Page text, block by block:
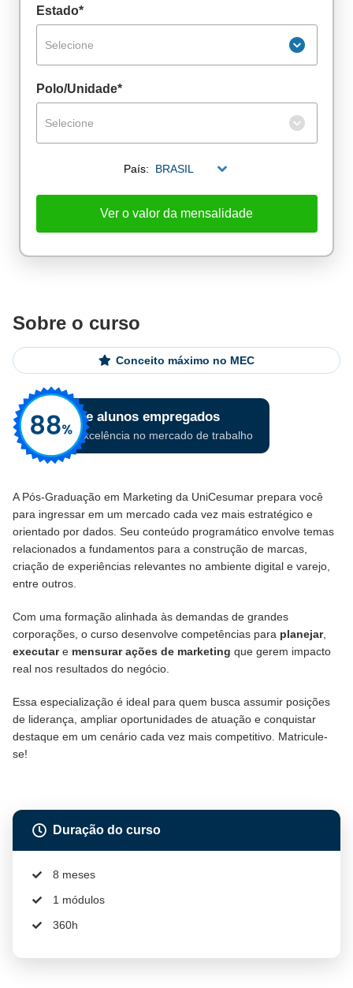
Sobre o curso
Conceito máximo no MEC
De alunos empregados
A Pós-Graduação em Marketing da UniCesumar prepara você
para ingressar em um mercado cada vez mais estratégico e
orientado por dados. Seu conteúdo programático envolve temas
relacionados a fundamentos para a construção de marcas,
criação de experiências relevantes no ambiente digital e varejo,
entre outros.
Com uma formação alinhada às demandas de grandes
corporações, o curso desenvolve competências para planejar,
executare mensurar ações de marketing que gerem impacto
real nos resultados do negócio.
Essa especialização é ideal para quem busca assumir posições
de liderança, ampliar oportunidades de atuação e conquistar
destaque em um cenário cada vez mais competitivo. Matricule-
se!
Duração do curso
8 meses
1 módulos
360h
Estado*
Selecione
Polo/Unidade*
Selecione
País: BRASIL
Ver o valor da mensalidade